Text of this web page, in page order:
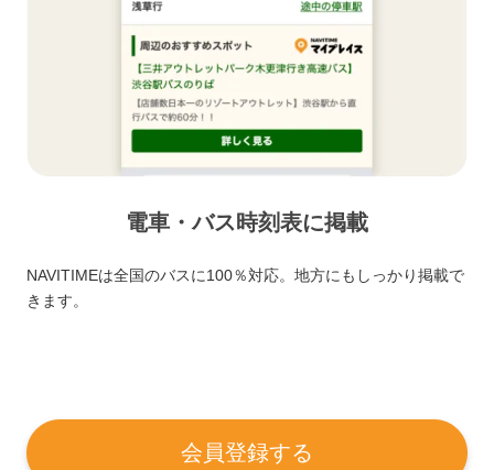
電車・バス時刻表に掲載
NAVITIMEは全国のバスに100％対応。地方にもしっかり掲載で
きます。
会員登録する